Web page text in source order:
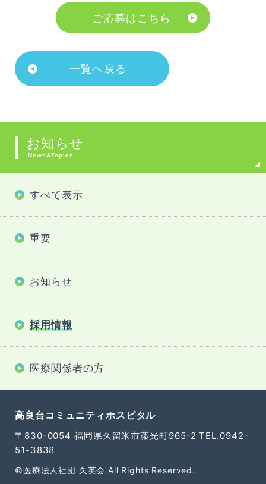
09：00～12：30 （受付時間 08：30～12：00）
は事前に電話でのご連絡をお願いします
TEL.0942-51-3838
交通アクセス 外来担当医表
採用情報
Recruit
サイトマップ
ご応募はこちら
一覧へ戻る
お知らせ
News&Topics
すべて表示
重要
お知らせ
採用情報
医療関係者の方
高良台コミュニティホスピタル
〒830-0054 福岡県久留米市藤光町965-2TEL.0942-
51-3838
©医療法人社団 久英会 All Rights Reserved.